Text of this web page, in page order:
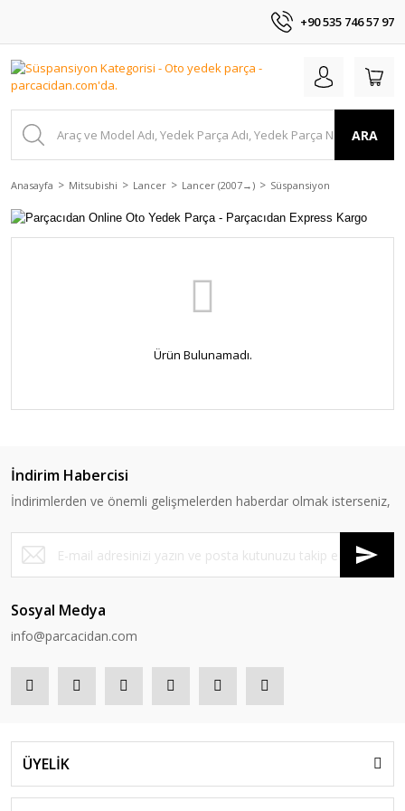
+90 535 746 57 97
ARA
Anasayfa Mitsubishi Lancer Lancer (2007 →) Süspansiyon
Ürün Bulunamadı.
İndirim Habercisi
İndirimlerden ve önemli gelişmelerden haberdar olmak isterseniz,
Sosyal Medya
info@parcacidan.com
ÜYELİK